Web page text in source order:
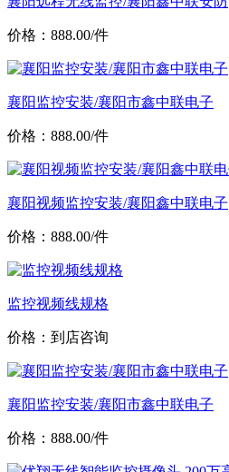
价格：888.00/件
襄阳监控安装/襄阳市鑫中联电子
价格：888.00/件
襄阳视频监控安装/襄阳鑫中联电子
价格：888.00/件
监控视频线规格
价格：到店咨询
襄阳监控安装/襄阳市鑫中联电子
价格：888.00/件